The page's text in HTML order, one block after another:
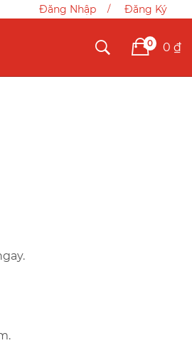
Đăng Nhập Đăng Ký
0 0 ₫